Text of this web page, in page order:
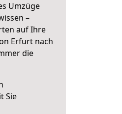
Umzüge
–
auf Ihre
Erfurt nach
die
Sie